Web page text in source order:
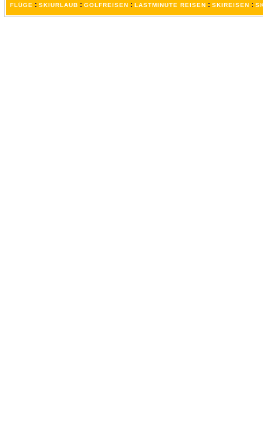
FLÜGE : SKIURLAUB : GOLFREISEN : LASTMINUTE REISEN : SKIREISEN :